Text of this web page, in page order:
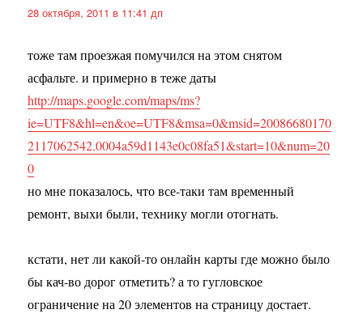
28 октября, 2011 в 11:41 дп
тоже там проезжая помучился на этом снятом
асфальте. и примерно в теже даты
http://maps.google.com/maps/ms?
ie=UTF8&hl=en&oe=UTF8&msa=0&msid=20086680170
2117062542.0004a59d1143e0c08fa51&start=10&num=20
0
но мне показалось, что все-таки там временный
ремонт, выхи были, технику могли отогнать.
кстати, нет ли какой-то онлайн карты где можно было
бы кач-во дорог отметить? а то гугловское
ограничение на 20 элементов на страницу достает.